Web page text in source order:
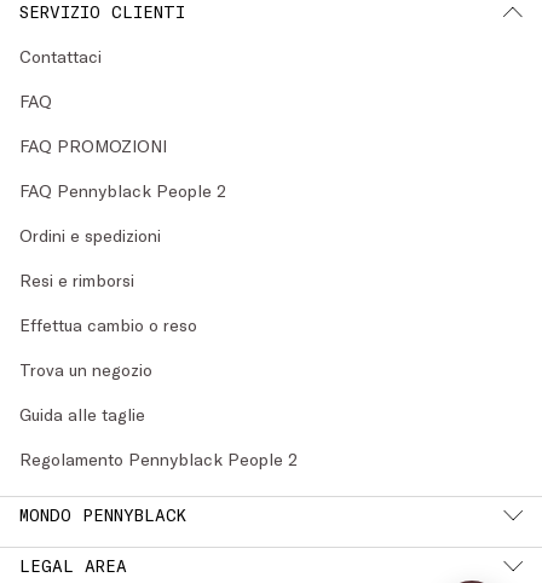
SERVIZIO CLIENTI
Contattaci
FAQ
FAQ PROMOZIONI
FAQ Pennyblack People 2
Ordini e spedizioni
Resi e rimborsi
Effettua cambio o reso
Trova un negozio
Guida alle taglie
Regolamento Pennyblack People 2
MONDO PENNYBLACK
LEGAL AREA